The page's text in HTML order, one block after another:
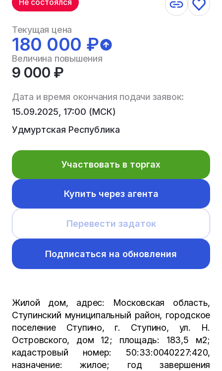
Не состоялся
Текущая цена
180 000 ₽
Величина повышения
9 000 ₽
Дата и время окончания подачи заявок:
15.09.2025, 17:00 (МСК)
Удмуртская Республика
Участвовать в торгах
Купить через агента
Перевести задаток
Подписаться на обновления
Жилой дом, адрес: Московская область,
Ступинский муниципальный район, городское
поселение Ступино, г. Ступино, ул. Н.
Островского, дом 12; площадь: 183,5 м2;
кадастровый номер: 50:33:0040227:420,
назначение: жилое; год завершения